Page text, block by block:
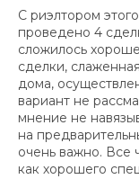
С риэлтором
проведено 4
сложилось
сделки,
дома,
вариант не
мнение не
на
очень важно. Все
как хорошего